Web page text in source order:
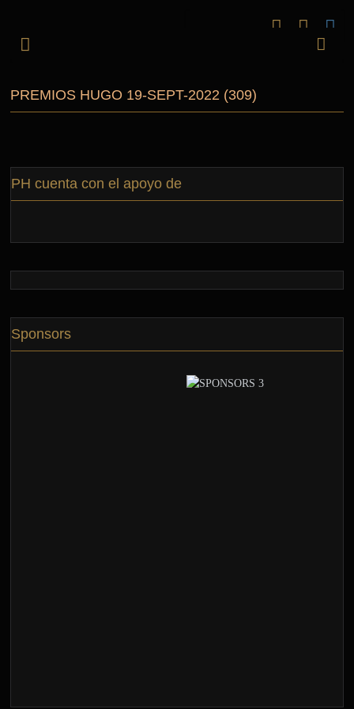
PREMIOS HUGO 19-SEPT-2022 (309)
PH cuenta con el apoyo de
Sponsors